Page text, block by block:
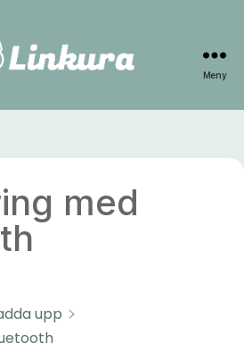
Meny
med
upp